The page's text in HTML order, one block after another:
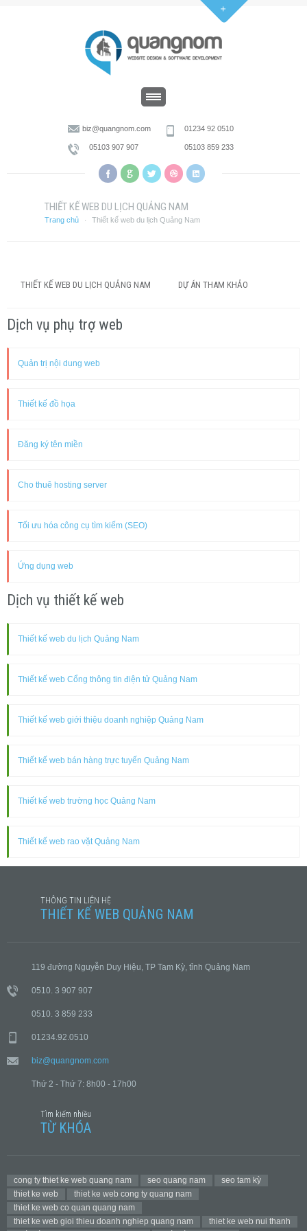
biz@quangnom.com 01234 92 0510
05103 907 907 05103 859 233
THIẾT KẾ WEB DU LỊCH QUẢNG NAM
Trang chủ · Thiết kế web du lịch Quảng Nam
THIẾT KẾ WEB DU LỊCH QUẢNG NAM DỰ ÁN THAM KHẢO
Dịch vụ phụ trợ web
Quản trị nội dung web
Thiết kế đồ họa
Đăng ký tên miền
Cho thuê hosting server
Tối ưu hóa công cụ tìm kiếm (SEO)
Ứng dụng web
Dịch vụ thiết kế web
Thiết kế web du lịch Quảng Nam
Thiết kế web Cổng thông tin điện tử Quảng Nam
Thiết kế web giới thiệu doanh nghiệp Quảng Nam
Thiết kế web bán hàng trực tuyến Quảng Nam
Thiết kế web trường học Quảng Nam
Thiết kế web rao vặt Quảng Nam
THÔNG TIN LIÊN HỆ
THIẾT KẾ WEB QUẢNG NAM
119 đường Nguyễn Duy Hiệu, TP Tam Kỳ, tỉnh Quảng Nam
0510. 3 907 907
0510. 3 859 233
01234.92.0510
biz@quangnom.com
Thứ 2 - Thứ 7: 8h00 - 17h00
Tìm kiếm nhiều
TỪ KHÓA
cong ty thiet ke web quang nam seo quang nam
seo tam kỳ
thiet ke web
thiet ke web cong ty quang nam
thiet ke web co quan quang nam
thiet ke web gioi thieu doanh nghiep quang nam
thiet ke web nui thanh